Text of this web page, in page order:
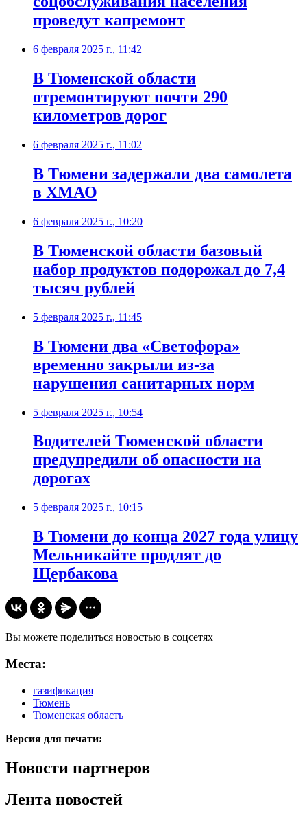
проведут капремонт
6 февраля 2025 г., 11:42
В Тюменской области
отремонтируют почти 290
километров дорог
6 февраля 2025 г., 11:02
В Тюмени задержали два самолета
в ХМАО
6 февраля 2025 г., 10:20
В Тюменской области базовый
набор продуктов подорожал до 7,4
тысяч рублей
5 февраля 2025 г., 11:45
В Тюмени два «Светофора»
временно закрыли из-за
нарушения санитарных норм
5 февраля 2025 г., 10:54
Водителей Тюменской области
предупредили об опасности на
дорогах
5 февраля 2025 г., 10:15
В Тюмени до конца 2027 года улицу
Мельникайте продлят до
Щербакова
Вы можете поделиться новостью в соцсетях
Места:
газификация
Тюмень
Тюменская область
Версия для печати:
Новости партнеров
Лента новостей